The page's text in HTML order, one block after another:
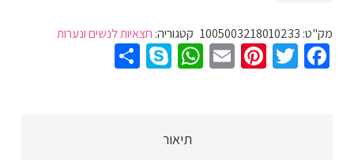
מקסי
ארוכה
מק"ט: 1005003218010233 קטגוריה: חצאיות לנשים ונערות
Facebook
Twitter
Pinterest
Email
WhatsApp
Skype
תיאור